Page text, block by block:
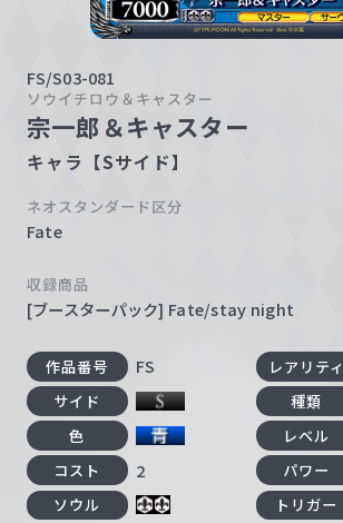
FS/S03-081
ソウイチロウ＆キャスター
宗一郎＆キャスター
キャラ【Sサイド】
ネオスタンダード区分
Fate
収録商品
[ブースターパック] Fate/stay night
作品番号 FS レアリティ
サイド 種類
色 レベル
コスト 2 パワー
ソウル
トリガー